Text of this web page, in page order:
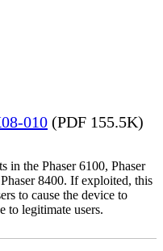
010 (PDF 155.5K)
in the Phaser 6100, Phaser
8400. If exploited, this
to cause the device to
to legitimate users.